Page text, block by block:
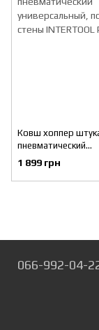
Ковш хоппер
пневматический
универсальный,
стены INTERTOOL
1 899 грн
066-992-04-